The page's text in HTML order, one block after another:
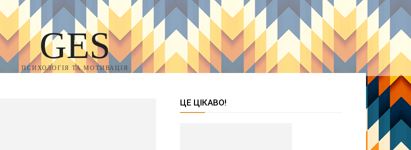
GES
ПСИХОЛОГІЯ ТА МОТИВАЦІЯ
ЦЕ ЦІКАВО!